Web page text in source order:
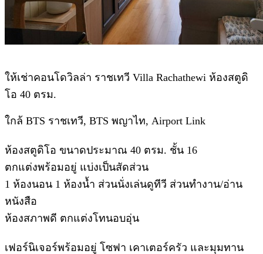
ให้เช่าคอนโดวิลล่า ราชเทวี Villa Rachathewi ห้องสตูดิ
โอ 40 ตรม.
ใกล้ BTS ราชเทวี, BTS พญาไท, Airport Link
ห้องสตูดิโอ ขนาดประมาณ 40 ตรม. ชั้น 16
ตกแต่งพร้อมอยู่ แบ่งเป็นสัดส่วน
1 ห้องนอน 1 ห้องน้ำ ส่วนนั่งเล่นดูทีวี ส่วนทำงาน/อ่าน
หนังสือ
ห้องสภาพดี ตกแต่งโทนอบอุ่น
เฟอร์นิเจอร์พร้อมอยู่ โซฟา เคาเตอร์ครัว และมุมทาน